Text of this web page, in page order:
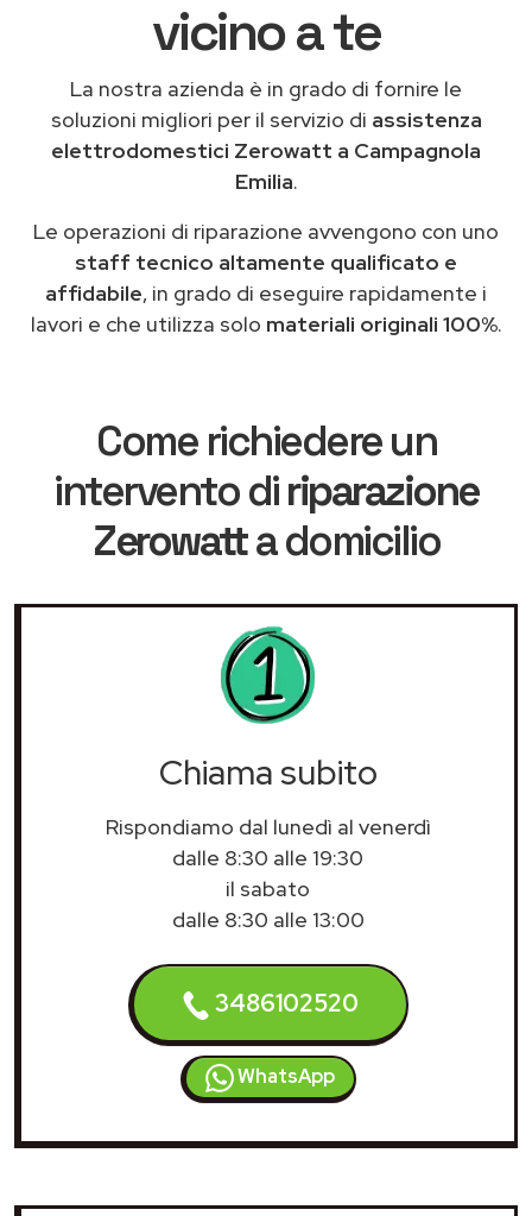
vicino a te
La nostra azienda è in grado di fornire le
soluzioni migliori per il servizio di assistenza
elettrodomestici Zerowatt a Campagnola
Emilia.
Le operazioni di riparazione avvengono con uno
staff tecnico altamente qualificato e
affidabile, in grado di eseguire rapidamente i
lavori e che utilizza solo materiali originali 100%.
Come richiedere un
intervento diriparazione
Zerowatta domicilio
Chiama subito
Rispondiamo dal lunedì al venerdì
dalle 8:30 alle 19:30
il sabato
dalle 8:30 alle 13:00
3486102520
WhatsApp